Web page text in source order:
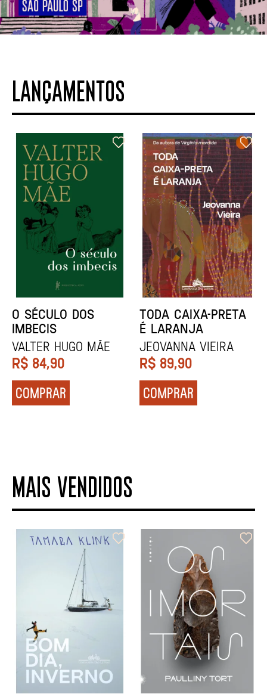
LANÇAMENTOS
NÓDOA
Calila da Mercê
R$ 79,90
COMPRAR
NARRAR HISTÓRIAS
John Berger
R$ 84,90
COMPRAR
MAIS VENDIDOS